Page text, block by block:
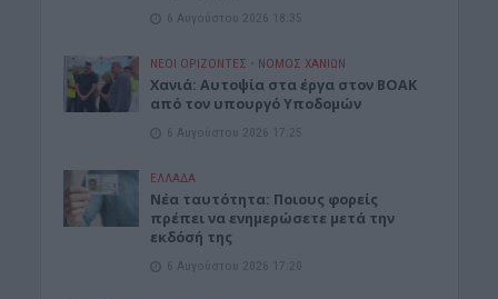
6 Αυγούστου 2026 18:35
ΝΕΟΙ ΟΡΙΖΟΝΤΕΣ • ΝΟΜΌΣ ΧΑΝΊΩΝ
Χανιά: Αυτοψία στα έργα στον ΒΟΑΚ
από τον υπουργό Υποδομών
6 Αυγούστου 2026 17:25
ΕΛΛΑΔΑ
Νέα ταυτότητα: Ποιους φορείς
πρέπει να ενημερώσετε μετά την
εκδόσή της
6 Αυγούστου 2026 17:20